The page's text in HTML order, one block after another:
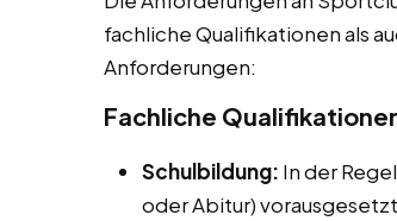
fachliche Qualifikationen als
Anforderungen:
Fachliche
Schulbildung: In der
oder Abitur)